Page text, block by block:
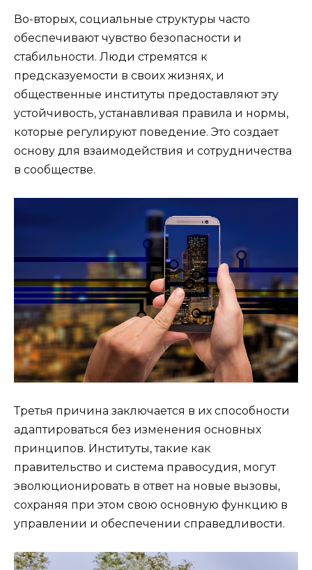
Во-вторых, социальные структуры часто
обеспечивают чувство безопасности и
стабильности. Люди стремятся к
предсказуемости в своих жизнях, и
общественные институты предоставляют эту
устойчивость, устанавливая правила и нормы,
которые регулируют поведение. Это создает
основу для взаимодействия и сотрудничества
в сообществе.
Третья причина заключается в их способности
адаптироваться без изменения основных
принципов. Институты, такие как
правительство и система правосудия, могут
эволюционировать в ответ на новые вызовы,
сохраняя при этом свою основную функцию в
управлении и обеспечении справедливости.